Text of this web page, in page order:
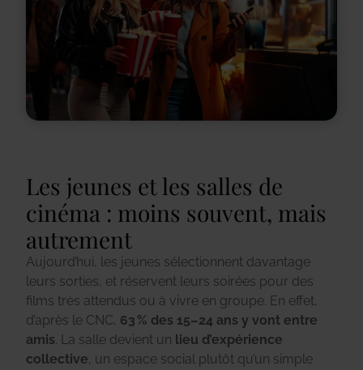
Les jeunes et les salles de
cinéma : moins souvent, mais
autrement
Aujourd’hui, les jeunes sélectionnent davantage
leurs sorties, et réservent leurs soirées pour des
films très attendus ou à vivre en groupe. En effet,
d’après le CNC, 63 % des 15–24 ans y vont entre
amis. La salle devient un lieu d’expérience
collective, un espace social plutôt qu’un simple